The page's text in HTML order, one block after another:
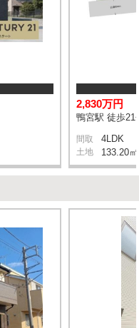
2,830万円
鴨宮駅 徒歩21
間取 4LDK
土地 133.20㎡